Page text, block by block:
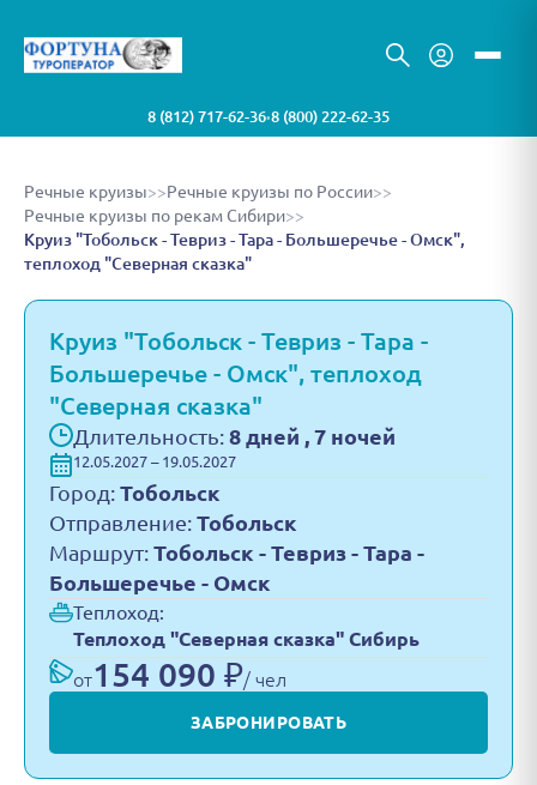
8 (812) 717-62-36•8 (800) 222-62-35
Речные круизы>>Речные круизы по России>>
Речные круизы по рекам Сибири>>
Круиз "Тобольск - Тевриз - Тара - Большеречье - Омск",
теплоход "Северная сказка"
Круиз "Тобольск - Тевриз - Тара -
Большеречье - Омск", теплоход
"Северная сказка"
Длительность: 8 дней , 7 ночей
12.05.2027 – 19.05.2027
Город: Тобольск
Отправление: Тобольск
Маршрут: Тобольск - Тевриз - Тара -
Большеречье - Омск
Теплоход:
Теплоход "Северная сказка" Сибирь
от154 090 ₽/ чел
ЗАБРОНИРОВАТЬ